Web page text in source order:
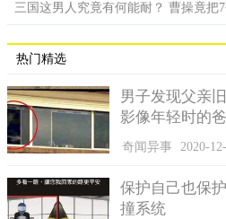
三国这男人究竟有何能耐？ 曹操竟把
热门精选
男子发现父亲
影像年轻时的
奇闻异事 2020-
保护自己也保
撞系统